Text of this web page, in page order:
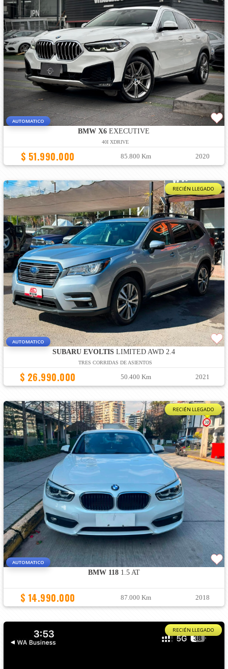
AUTOMATICO
BMW X6 EXECUTIVE
40I XDRIVE
$ 51.990.000 85.800 Km 2020
RECIÉN LLEGADO
AUTOMATICO
SUBARU EVOLTIS LIMITED AWD 2.4
TRES CORRIDAS DE ASIENTOS
$ 26.990.000 50.400 Km 2021
RECIÉN LLEGADO
AUTOMATICO
BMW 1181.5 AT
$ 14.990.000 87.000 Km 2018
RECIÉN LLEGADO